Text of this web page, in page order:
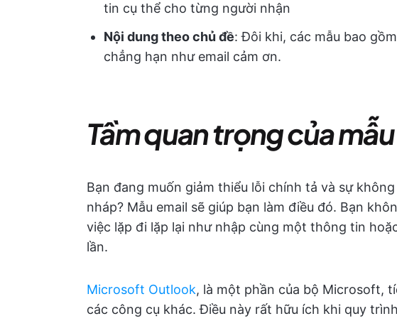
tin cụ thể cho từng người nhận
Nội dung theo chủ đề: Đôi khi, các mẫu bao
chẳng hạn như email cảm ơn.
Tầm quan trọng của
Bạn đang muốn giảm thiểu lỗi chính tả và sự
nháp? Mẫu email sẽ giúp bạn làm điều đó. Bạn
việc lặp đi lặp lại như nhập cùng một thông tin
lần.
Microsoft Outlook, là một phần của bộ Microsoft,
các công cụ khác. Điều này rất hữu ích khi quy